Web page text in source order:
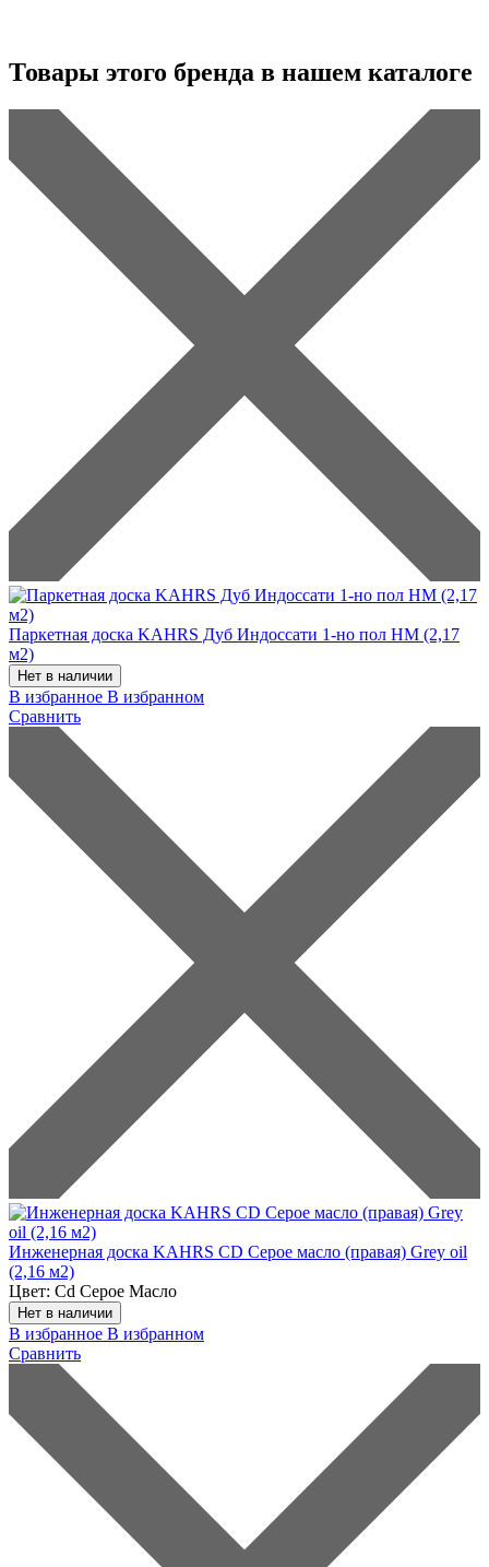
Товары этого бренда в нашем каталоге
Паркетная доска KAHRS Дуб Индоссати 1-но пол НМ (2,17
м2)
Нет в наличии
В избранное В избранном
Сравнить
Инженерная доска KAHRS CD Серое масло (правая) Grey oil
(2,16 м2)
Цвет: Cd Серое Масло
Нет в наличии
В избранное В избранном
Сравнить